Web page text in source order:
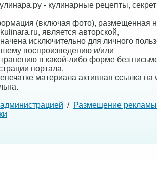
- кулинарные рецепты,
(включая фото), размещенная
является авторской,
исключительно для личного
воспроизведению и/или
в какой-либо форме без
портала.
материала активная ссылка на
/ Размещение рекламы